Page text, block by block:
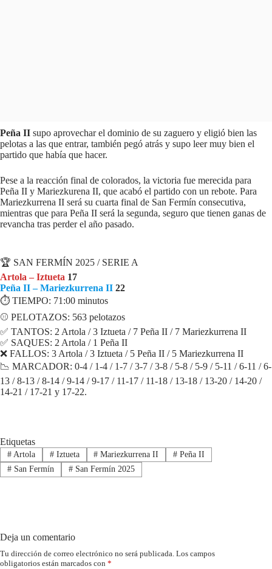
Peña II supo aprovechar el dominio de su zaguero y eligió bien las
pelotas a las que entrar, también pegó atrás y supo leer muy bien el
partido que había que hacer.
Pese a la reacción final de colorados, la victoria fue merecida para
Peña II y Mariezkurena II, que acabó el partido con un rebote. Para
Mariezkurrena II será su cuarta final de San Fermín consecutiva,
mientras que para Peña II será la segunda, seguro que tienen ganas de
revancha tras perder el año pasado.
🏆 SAN FERMÍN 2025 / SERIE A
Artola – Iztueta 17
Peña II – Mariezkurrena II 22
⏱ TIEMPO: 71:00 minutos
⚾️ PELOTAZOS: 563 pelotazos
✅ TANTOS: 2 Artola / 3 Iztueta / 7 Peña II / 7 Mariezkurrena II
✅ SAQUES: 2 Artola / 1 Peña II
❌ FALLOS: 3 Artola / 3 Iztueta / 5 Peña II / 5 Mariezkurrena II
📉 MARCADOR: 0-4 / 1-4 / 1-7 / 3-7 / 3-8 / 5-8 / 5-9 / 5-11 / 6-11 / 6-
13 / 8-13 / 8-14 / 9-14 / 9-17 / 11-17 / 11-18 / 13-18 / 13-20 / 14-20 /
14-21 / 17-21 y 17-22.
Etiquetas
#Artola #Iztueta # Mariezkurrena II # Peña II
#San Fermín #San Fermín 2025
Deja un comentario
Tu dirección de correo electrónico no será publicada. Los campos
obligatorios están marcados con *